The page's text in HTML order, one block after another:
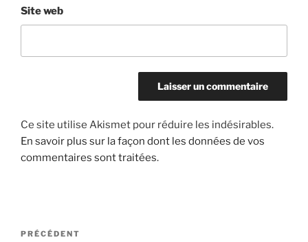
Site web
Ce site utilise Akismet pour réduire les indésirables.
En savoir plus sur la façon dont les données de vos
commentaires sont traitées.
Navigation
Article
PRÉCÉDENT